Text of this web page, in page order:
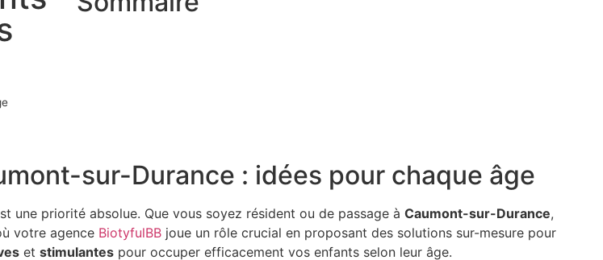
sur-Durance : idées pour chaque âge
une priorité absolue. Que vous soyez résident ou de passage à Caumont-sur-Durance,
votre agence BiotyfulBB joue un rôle crucial en proposant des solutions sur-mesure pour
et stimulantes pour occuper efficacement vos enfants selon leur âge.